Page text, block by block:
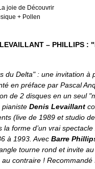
joie de Découvrir
+ Pollen
– PHILLIPS :
du Delta" : une invitation à
en préface par Pascal
de 2 disques en un seul
pianiste Denis Levaillant
(live de 1989 et studio
la forme d’un vrai
à 1993. Avec Barre
tourne rond et invite au
au contraire ! Recommandé